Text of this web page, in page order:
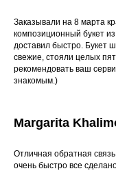
Заказывали на 8 марта
композиционный букет
доставил быстро. Букет
свежие, стояли целых
рекомендовать ваш
знакомым.)
Margarita
Отличная обратная
очень быстро все